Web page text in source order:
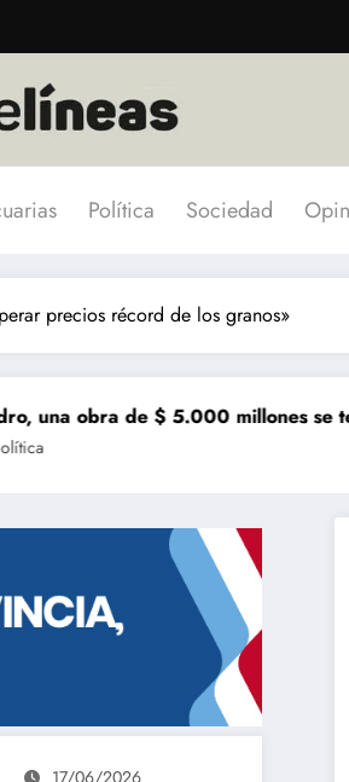
Política Sociedad
precios récord de los granos»
de $ 5.000 millones se terminará 9